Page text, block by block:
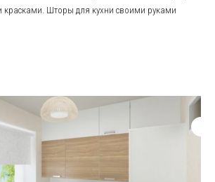
красками. Шторы для кухни своими руками